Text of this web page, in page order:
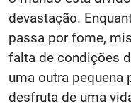
devastação.
passa por fome,
falta de condições
uma outra pequena
desfruta de uma